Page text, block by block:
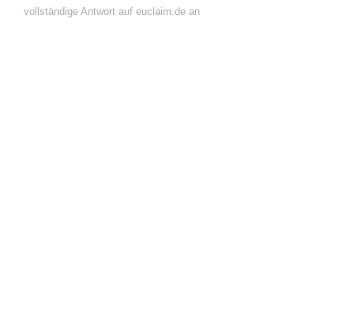
vollständige Antwort auf euclaim.de an